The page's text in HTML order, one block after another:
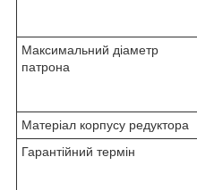
Максимальний діаметр
патрона
Матеріал корпусу редуктора
Гарантійний термін